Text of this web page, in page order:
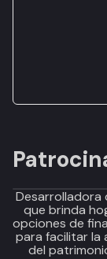
Desarrolladora
que brinda
opciones de
para facilitar la
del